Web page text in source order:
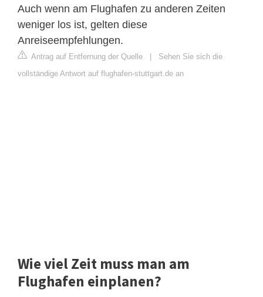
Auch wenn am Flughafen zu anderen Zeiten
weniger los ist, gelten diese
Anreiseempfehlungen.
Antrag auf Entfernung der Quelle
Sehen Sie sich die
vollständige Antwort auf flughafen-stuttgart.de an
Wie viel Zeit muss man am
Flughafen einplanen?